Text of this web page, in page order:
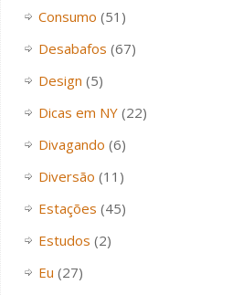
Consumo (51)
Desabafos (67)
Design (5)
Dicas em NY(22)
Divagando (6)
Diversão (11)
Estações (45)
Estudos (2)
Eu (27)